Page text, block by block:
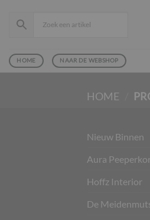
naar
HOME NAAR DE WEBSHOP
HOME
Nieuw Binnen
Aura
Hoffz Interior
De